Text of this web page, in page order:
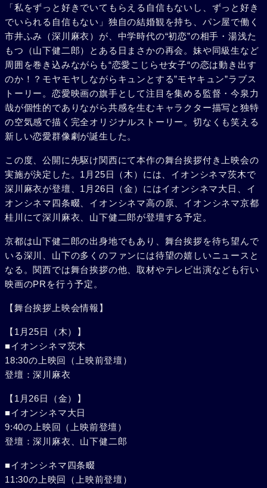
「私をずっと好きでいてもらえる自信もないし、ずっと好き
でいられる自信もない」独自の結婚観を持ち、パン屋で働く
市井ふみ（深川麻衣）が、中学時代の“初恋”の相手・湯浅た
もつ（山下健二郎）とある日まさかの再会。妹や同級生など
周囲を巻き込みながらも“恋愛こじらせ女子“の恋は動き出す
のか！？モヤモヤしながらキュンとする”モヤキュン”ラブス
トーリー。恋愛映画の旗手として注目を集める監督・今泉力
哉が個性的でありながら共感を生むキャラクター描写と独特
の空気感で描く完全オリジナルストーリー。切なくも笑える
新しい恋愛群像劇が誕生した。
この度、公開に先駆け関西にて本作の舞台挨拶付き上映会の
実施が決定した。1月25日（木）には、イオンシネマ茨木で
深川麻衣が登壇、1月26日（金）にはイオンシネマ大日、イ
オンシネマ四条畷、イオンシネマ高の原、イオンシネマ京都
桂川にて深川麻衣、山下健二郎が登壇する予定。
京都は山下健二郎の出身地でもあり、舞台挨拶を待ち望んで
いる深川、山下の多くのファンには待望の嬉しいニュースと
なる。関西では舞台挨拶の他、取材やテレビ出演なども行い
映画のPRを行う予定。
【舞台挨拶上映会情報】
【1月25日（木）】
■イオンシネマ茨木
18:30の上映回（上映前登壇）
登壇：深川麻衣
【1月26日（金）】
■イオンシネマ大日
9:40の上映回（上映前登壇）
登壇：深川麻衣、山下健二郎
■イオンシネマ四条畷
11:30の上映回（上映前登壇）